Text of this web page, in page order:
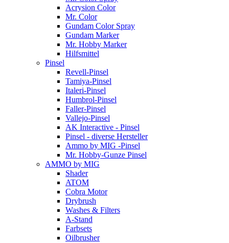
Acrysion Color
Mr. Color
Gundam Color Spray
Gundam Marker
Mr. Hobby Marker
Hilfsmittel
Pinsel
Revell-Pinsel
Tamiya-Pinsel
Italeri-Pinsel
Humbrol-Pinsel
Faller-Pinsel
Vallejo-Pinsel
AK Interactive - Pinsel
Pinsel - diverse Hersteller
Ammo by MIG -Pinsel
Mr. Hobby-Gunze Pinsel
AMMO by MIG
Shader
ATOM
Cobra Motor
Drybrush
Washes & Filters
A-Stand
Farbsets
Oilbrusher